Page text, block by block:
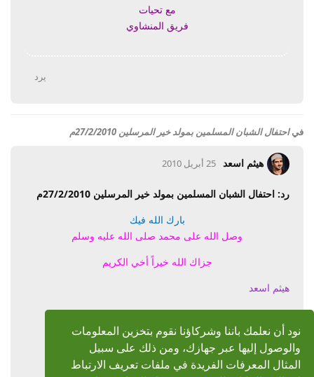
نود أن نعلمك باننا وشركاؤنا نقوم بتخزين المعلومات
والوصول إليها عبر جهازك، ومن ذلك على سبيل
المثال المعرفات الفريدة في ملفات تعريف الارتباط
مع تحيات
فريق المنشاوي
يرد
فياحتفال الشبان المسلمين بمولد خير المرسلين 27/2/2010م
هيثم اسعد 25 أبريل 2010
رد: احتفال الشبان المسلمين بمولد خير المرسلين 27/2/2010م
بارك الله فيك
وصل الله على محمد صلى الله عليه وسلم
جزاك الله خيراً أخي الكريم
هيثم اسعد
على الموضوع القيم
24*